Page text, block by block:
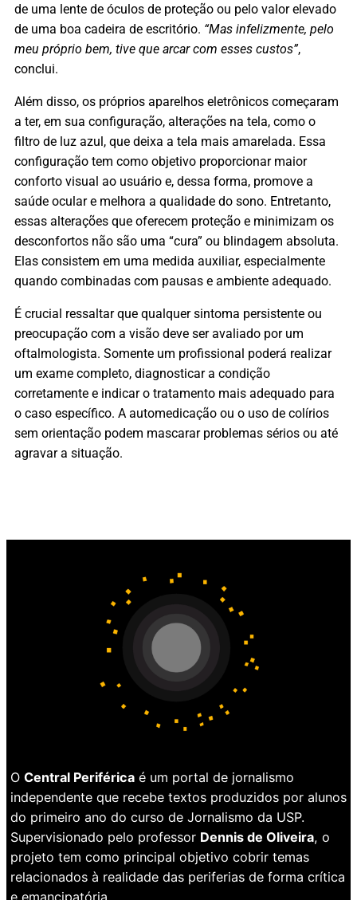
de uma lente de óculos de proteção ou pelo valor elevado
de uma boa cadeira de escritório. “Mas infelizmente, pelo
meu próprio bem, tive que arcar com esses custos”,
conclui.
Além disso, os próprios aparelhos eletrônicos começaram
a ter, em sua configuração, alterações na tela, como o
filtro de luz azul, que deixa a tela mais amarelada. Essa
configuração tem como objetivo proporcionar maior
conforto visual ao usuário e, dessa forma, promove a
saúde ocular e melhora a qualidade do sono. Entretanto,
essas alterações que oferecem proteção e minimizam os
desconfortos não são uma “cura” ou blindagem absoluta.
Elas consistem em uma medida auxiliar, especialmente
quando combinadas com pausas e ambiente adequado.
É crucial ressaltar que qualquer sintoma persistente ou
preocupação com a visão deve ser avaliado por um
oftalmologista. Somente um profissional poderá realizar
um exame completo, diagnosticar a condição
corretamente e indicar o tratamento mais adequado para
o caso específico. A automedicação ou o uso de colírios
sem orientação podem mascarar problemas sérios ou até
agravar a situação.
O Central Periférica é um portal de jornalismo
independente que recebe textos produzidos por alunos
do primeiro ano do curso de Jornalismo da USP.
Supervisionado pelo professor Dennis de Oliveira, o
projeto tem como principal objetivo cobrir temas
relacionados à realidade das periferias de forma crítica
e emancipatória.